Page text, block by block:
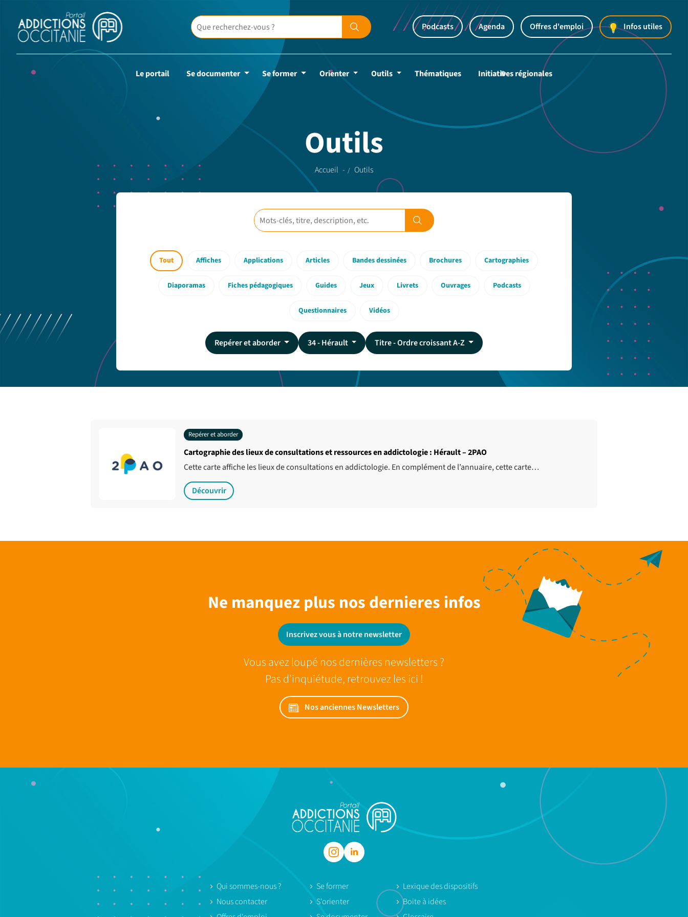
Podcasts Agenda Offres d'emploi Infos utiles
Le portail Se documenter Se former Orienter Outils Thématiques Initiatives régionales
Outils
Accueil Outils
Tout Affiches Applications Articles Bandes dessinées Brochures Cartographies
Diaporamas Fiches pédagogiques Guides Jeux Livrets Ouvrages Podcasts
Questionnaires Vidéos
Repérer et aborder 34 - Hérault Titre - Ordre croissant A-Z
Repérer et aborder
Cartographie des lieux de consultations et ressources en addictologie : Hérault – 2PAO
Cette carte affiche les lieux de consultations en addictologie. En complément de l’annuaire, cette carte…
Découvrir
Ne manquez plus nos dernieres infos
Inscrivez vous à notre newsletter
Vous avez loupé nos dernières newsletters ?
Pas d’inquiétude, retrouvez les ici !
Nos anciennes Newsletters
Qui sommes-nous ?
Nous contacter
Se former
S'orienter
Lexique des dispositifs
Boite à idées